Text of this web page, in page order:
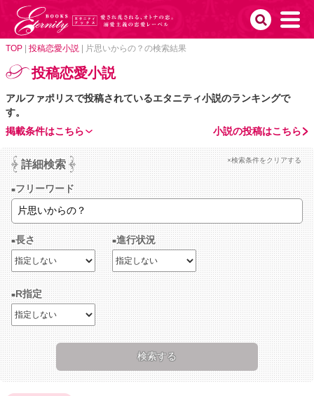
TOP 投稿恋愛小説 片思いからの？の検索結果
投稿恋愛小説
アルファポリスで投稿されているエタニティ小説のランキングで
す。
小説の投稿はこちら
掲載条件はこちら
詳細検索 ×検索条件をクリアする
フリーワード
長さ 進行状況
R指定